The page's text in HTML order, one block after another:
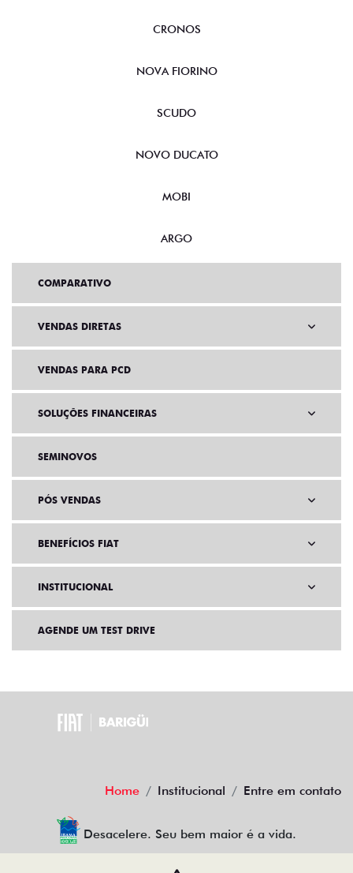
CRONOS
NOVA FIORINO
SCUDO
NOVO DUCATO
MOBI
ARGO
COMPARATIVO
VENDAS DIRETAS
VENDAS PARA PCD
SOLUÇÕES FINANCEIRAS
SEMINOVOS
PÓS VENDAS
BENEFÍCIOS FIAT
INSTITUCIONAL
AGENDE UM TEST DRIVE
Home Institucional Entre em contato
Desacelere. Seu bem maior é a vida.